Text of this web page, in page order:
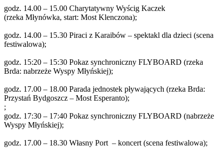
godz. 14.00 – 15.00 Charytatywny Wyścig Kaczek
(rzeka Młynówka, start: Most Klenczona);
godz. 14.00 – 15.30 Piraci z Karaibów – spektakl dla dzieci (scena
festiwalowa);
godz. 15:20 – 15:30 Pokaz synchroniczny FLYBOARD (rzeka
Brda: nabrzeże Wyspy Młyńskiej);
godz. 17.00 – 18.00 Parada jednostek pływających (rzeka Brda:
Przystań Bydgoszcz – Most Esperanto);
;
godz. 17:30 – 17:40 Pokaz synchroniczny FLYBOARD (nabrzeże
Wyspy Młyńskiej);
godz. 17.00 – 18.30 Własny Port – koncert (scena festiwalowa);